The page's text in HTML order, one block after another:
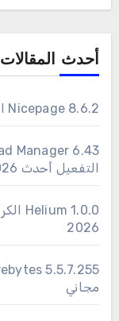
أحدث المقالات
Nicepage 8.6.2 الكراك مع مفتاح التفعيل تحميل 2026
التفعيل أحدث 2026
2026
مجاني